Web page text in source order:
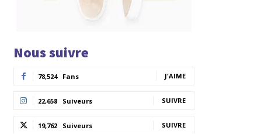
Nous suivre
78,524 Fans J'AIME
22,658 Suiveurs SUIVRE
19,762 Suiveurs SUIVRE